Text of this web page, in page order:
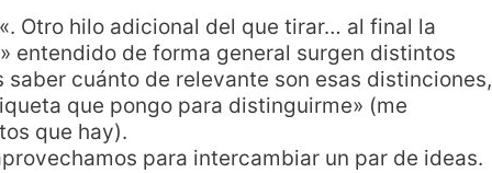
«. Otro hilo adicional del que tirar… al final la
entendido de forma general surgen distintos
cuánto de relevante son esas distinciones,
que pongo para distinguirme» (me
que hay).
para intercambiar un par de ideas.